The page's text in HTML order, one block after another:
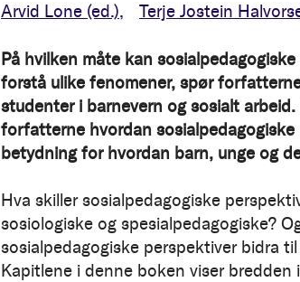
Arvid Lone (ed.) Terje Jostein
På hvilken måte kan
forstå ulike fenomener, spør
studenter i barnevern og sosialt arbeid.
forfatterne hvordan
betydning for hvordan barn, unge og
Hva skiller sosialpedagogiske
sosiologiske og spesialpedagogiske?
sosialpedagogiske perspektiver bidra
Kapitlene i denne boken viser bredden